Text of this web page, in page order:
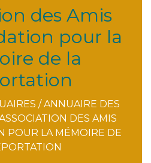
des Amis
pour la
de la
/ANNUAIRE DES
DES AMIS
POUR LA MÉMOIRE DE